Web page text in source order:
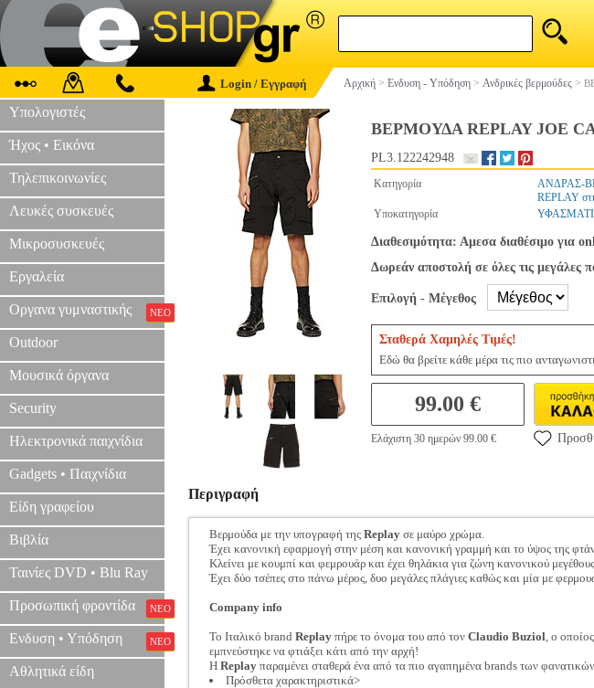
Login / Εγγραφή Αρχική > Ενδυση - Υπόδηση > Ανδρικές βερμούδες >
Υπολογιστές
Ήχος • Εικόνα
Τηλεπικοινωνίες
Λευκές συσκευές
Μικροσυσκευές
Εργαλεία
Οργανα γυμναστικής ΝΕΟ
Outdoor
Μουσικά όργανα
Security
Ηλεκτρονικά παιχνίδια
Gadgets • Παιχνίδια
Είδη γραφείου
Βιβλία
Ταινίες DVD • Blu Ray
Προσωπική φροντίδα ΝΕΟ
Ενδυση • Υπόδηση ΝΕΟ
Αθλητικά είδη
ΒΕΡΜΟΥΔΑ REPLAY JOE
PL3.122242948
Κατηγορία ΑΝΔΡΑΣ-
REPLAY
Υποκατηγορία
Διαθεσιμότητα: Αμεσα διαθέσιμο για
Δωρεάν αποστολή σε όλες τις μεγάλες
Επιλογή - Μέγεθος
Σταθερά Χαμηλές Τιμές!
Εδώ θα βρείτε κάθε μέρα τις πιο
99.00 €
Ελάχιστη 30 ημερών 99.00 €
Περιγραφή
Βερμούδα με την υπογραφή της Replay σε μαύρο χρώμα.
Έχει κανονική εφαρμογή στην μέση και κανονική γραμμή και το ύψος της
Κλείνει με κουμπί και φεμρουάρ και έχει θηλάκια για ζώνη κανονικού
Έχει δύο τσέπες στο πάνω μέρος, δυο μεγάλες πλάγιες καθώς και μία με
Company info
Το Iταλικό brand Replay πήρε το όνομα του από τον Claudio Buziol, ο
εμπνεύστηκε να φτιάξει κάτι από την αρχή!
Η Replay παραμένει σταθερά ένα από τα πιο αγαπημένα brands των
Πρόσθετα χαρακτηριστικά>